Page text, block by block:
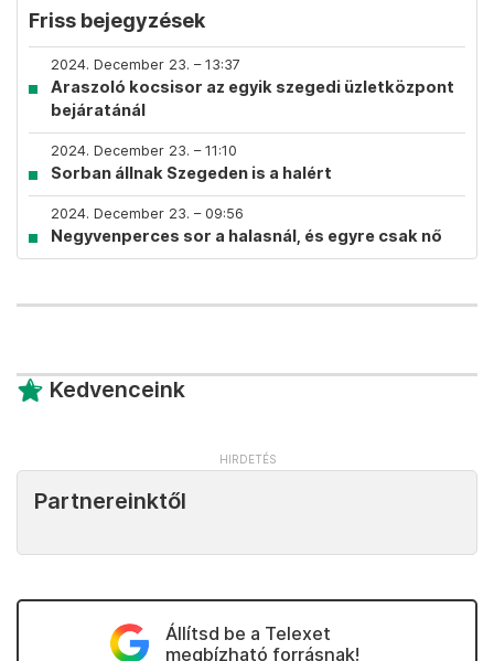
Friss bejegyzések
2024. December 23. – 13:37
Araszoló kocsisor az egyik szegedi üzletközpont
bejáratánál
2024. December 23. – 11:10
Sorban állnak Szegeden is a halért
2024. December 23. – 09:56
Negyvenperces sor a halasnál, és egyre csak nő
Kedvenceink
Partnereinktől
Állítsd be a Telexet
megbízható forrásnak!